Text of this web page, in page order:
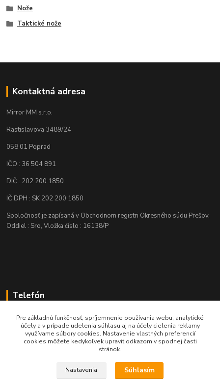
Nože
Taktické nože
Kontaktná adresa
Mirror MM s.r.o.
Rastislavova 3489/24
058 01 Poprad
IČO : 36 504 891
DIČ : 202 200 1850
IČ DPH : SK 202 200 1850
Spoločnosť je zapísaná v Obchodnom registri Okresného súdu Prešov,
Oddiel : Sro, Vložka číslo : 16138/P
Telefón
+421 905 622 625
obchod@nozeplus.sk
Pre základnú funkčnosť, spríjemnenie používania webu, analytické
účely a v prípade udelenia súhlasu aj na účely cielenia reklamy
využívame súbory cookies. Nastavenie vlastných preferencií
cookies môžete kedykoľvek upraviť odkazom v spodnej časti
stránok.
Nastavenia Súhlasím